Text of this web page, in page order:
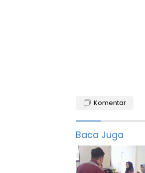
Komentar
Baca Juga